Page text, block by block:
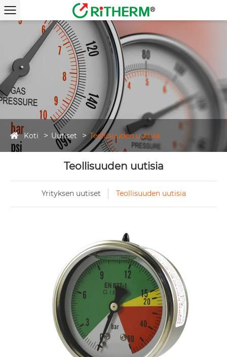
Koti Uutiset Teollisuuden uutisia
Teollisuuden uutisia
Yrityksen uutiset Teollisuuden uutisia